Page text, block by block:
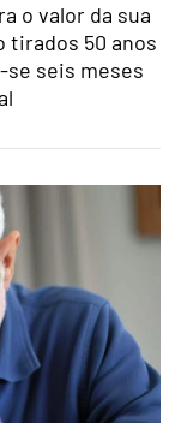
o valor da sua
tirados 50 anos
se seis meses